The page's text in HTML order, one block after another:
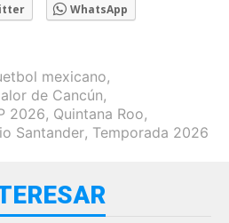
WhatsApp
mexicano,
de Cancún,
2026, Quintana Roo,
Santander, Temporada 2026